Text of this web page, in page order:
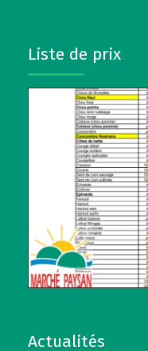
Liste de prix
Actualités